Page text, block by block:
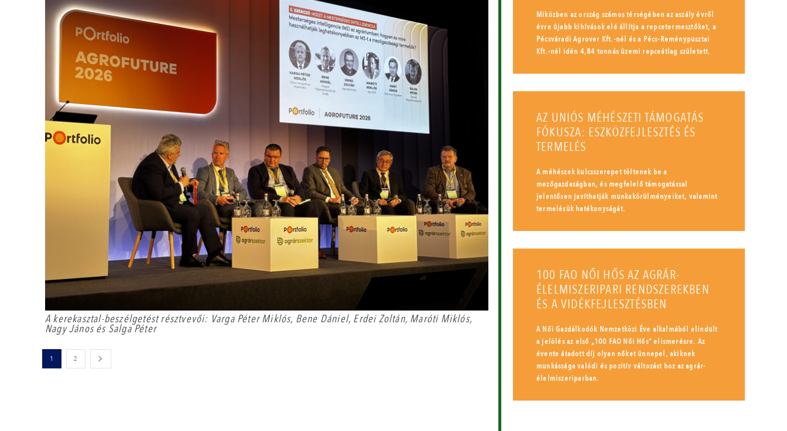
A kerekasztal-beszélgetést résztvevői: Varga Péter Miklós, Bene Dániel, Erdei Zoltán, Maróti Miklós,
Nagy János és Salga Péter
1 2
Miközben az ország számos térségében az aszály évről
évre újabb kihívások elé állítja a repcetermesztőket, a
Pécsváradi Agrover Kft.-nél és a Pécs-Reménypusztai
Kft.-nél idén 4,84 tonnás üzemi repceátlag született.
AZ UNIÓS MÉHÉSZETI TÁMOGATÁS
FÓKUSZA: ESZKÖZFEJLESZTÉS ÉS
TERMELÉS
A méhészek kulcsszerepet töltenek be a
mezőgazdaságban, és megfelelő támogatással
jelentősen javíthatják munkakörülményeiket, valamint
termelésük hatékonyságát.
100 FAO NŐI HŐS AZ AGRÁR-
ÉLELMISZERIPARI RENDSZEREKBEN
ÉS A VIDÉKFEJLESZTÉSBEN
A Női Gazdálkodók Nemzetközi Éve alkalmából elindult
a jelölés az első „100 FAO Női Hős” elismerésre. Az
évente átadott díj olyan nőket ünnepel, akiknek
munkássága valódi és pozitív változást hoz az agrár-
élelmiszeriparban.